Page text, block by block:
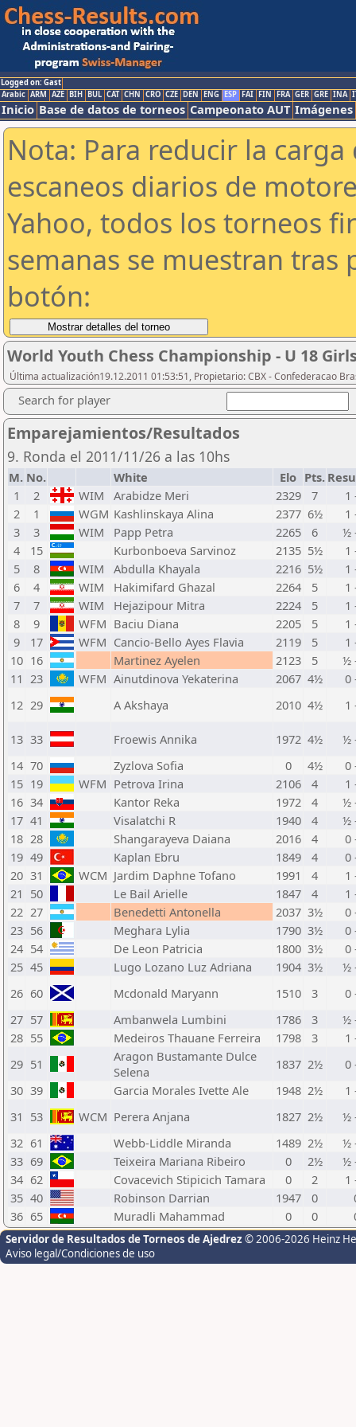
Logged on: Gast
Arabic ARM AZE BIH BUL CAT CHN CRO CZE DEN ENG ESP FAI FIN FRA GER GRE INA
Inicio Base de datos de torneos Campeonato AUT Imágenes
Nota: Para reducir la
escaneos diarios de
Yahoo, todos los torneos
semanas se muestran tras
botón:
World Youth Chess Championship - U 18
Última actualización19.12.2011 01:53:51, Propietario: CBX - Confederacao
Search for player
Emparejamientos/Resultados
9. Ronda el 2011/11/26 a las 10hs
M. No. White Elo Pts.
1
2 WIM Arabidze Meri 2329 7
1
2
1 WGM Kashlinskaya Alina 2377 6½
1
3
3 WIM Papp Petra 2265 6
½
4
15 Kurbonboeva Sarvinoz 2135 5½
1
5
8 WIM Abdulla Khayala 2216 5½
1
6
4 WIM Hakimifard Ghazal 2264 5
1
7
7 WIM Hejazipour Mitra 2224 5
1
8
9 WFM Baciu Diana 2205 5
1
9
17 WFM Cancio-Bello Ayes Flavia 2119 5
1
10 16 Martinez Ayelen 2123 5
½
11 23 WFM Ainutdinova Yekaterina 2067 4½
0
12 29 A Akshaya 2010 4½ 1
13 33 Froewis Annika 1972 4½
½
14 70 Zyzlova Sofia 0 4½
0
15 19 WFM Petrova Irina 2106 4
1
16 34 Kantor Reka 1972 4
½
17 41 Visalatchi R 1940 4
½
18 28 Shangarayeva Daiana 2016 4
0
19 49 Kaplan Ebru 1849 4
0
20 31 WCM Jardim Daphne Tofano 1991 4
1
21 50 Le Bail Arielle 1847 4
1
22 27 Benedetti Antonella 2037 3½
0
23 56 Meghara Lylia 1790 3½
0
24 54 De Leon Patricia 1800 3½
0
25 45 Lugo Lozano Luz Adriana 1904 3½
½
26 60 Mcdonald Maryann 1510 3
0
27 57 Ambanwela Lumbini 1786 3
½
28 55 Medeiros Thauane Ferreira 1798 3
1
29 51
Aragon Bustamante Dulce
Selena
1837 2½
0
30 39 Garcia Morales Ivette Ale 1948 2½
1
31 53 WCM Perera Anjana 1827 2½
½
32 61 Webb-Liddle Miranda 1489 2½
½
33 69 Teixeira Mariana Ribeiro 0 2½
½
34 62 Covacevich Stipicich Tamara 0 2
1
35 40 Robinson Darrian 1947 0
36 65 Muradli Mahammad 0 0
Servidor de Resultados de Torneos de Ajedrez © 2006-2026 Heinz
Aviso legal/Condiciones de uso